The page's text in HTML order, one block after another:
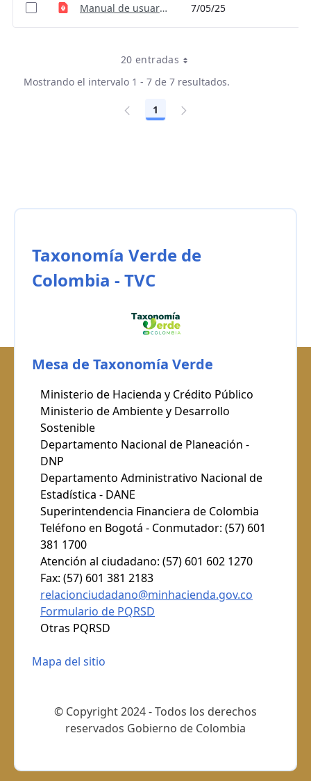
Manual de usuario dimensión de residuos y recurso hídrico 7/05/25
20 entradas
Mostrando el intervalo 1 - 7 de 7 resultados.
Página
1
Taxonomía Verde de
Colombia - TVC
Mesa de Taxonomía Verde
Ministerio de Hacienda y Crédito Público
Ministerio de Ambiente y Desarrollo
Sostenible
Departamento Nacional de Planeación -
DNP
Departamento Administrativo Nacional de
Estadística - DANE
Superintendencia Financiera de Colombia
Teléfono en Bogotá - Conmutador: (57) 601
381 1700
Atención al ciudadano: (57) 601 602 1270
Fax: (57) 601 381 2183
relacionciudadano@minhacienda.gov.co
Formulario de PQRSD
Otras PQRSD
Mapa del sitio
© Copyright 2024 - Todos los derechos
reservados Gobierno de Colombia